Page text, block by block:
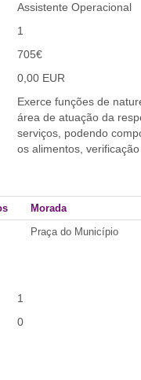
Assistente Operacional
1
705€
0,00 EUR
Exerce funções de
área de atuação da
serviços, podendo
os alimentos,
Morada
Praça do Município
1
0